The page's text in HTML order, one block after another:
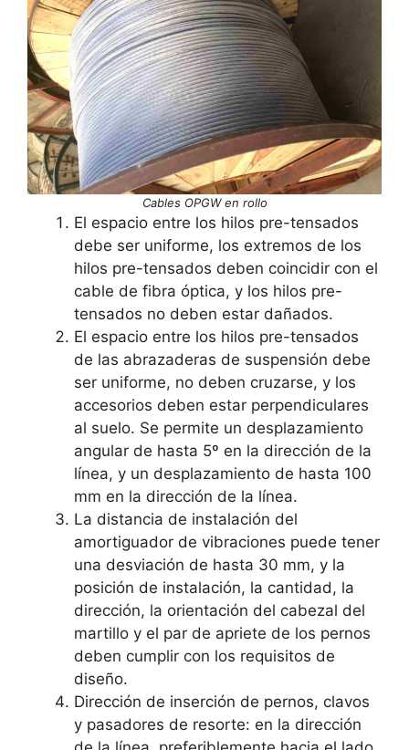
Cables OPGW en rollo
El espacio entre los hilos pre-tensados
debe ser uniforme, los extremos de los
hilos pre-tensados deben coincidir con el
cable de fibra óptica, y los hilos pre-
tensados no deben estar dañados.
El espacio entre los hilos pre-tensados
de las abrazaderas de suspensión debe
ser uniforme, no deben cruzarse, y los
accesorios deben estar perpendiculares
al suelo. Se permite un desplazamiento
angular de hasta 5º en la dirección de la
línea, y un desplazamiento de hasta 100
mm en la dirección de la línea.
La distancia de instalación del
amortiguador de vibraciones puede tener
una desviación de hasta 30 mm, y la
posición de instalación, la cantidad, la
dirección, la orientación del cabezal del
martillo y el par de apriete de los pernos
deben cumplir con los requisitos de
diseño.
Dirección de inserción de pernos, clavos
y pasadores de resorte: en la dirección